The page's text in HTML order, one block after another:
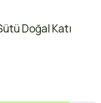
Doğal Katı